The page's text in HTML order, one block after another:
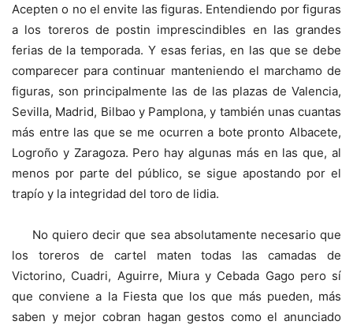
Acepten o no el envite las figuras. Entendiendo por figuras
a los toreros de postin imprescindibles en las grandes
ferias de la temporada. Y esas ferias, en las que se debe
comparecer para continuar manteniendo el marchamo de
figuras, son principalmente las de las plazas de Valencia,
Sevilla, Madrid, Bilbao y Pamplona, y también unas cuantas
más entre las que se me ocurren a bote pronto Albacete,
Logroño y Zaragoza. Pero hay algunas más en las que, al
menos por parte del público, se sigue apostando por el
trapío y la integridad del toro de lidia.
No quiero decir que sea absolutamente necesario que
los toreros de cartel maten todas las camadas de
Victorino, Cuadri, Aguirre, Miura y Cebada Gago pero sí
que conviene a la Fiesta que los que más pueden, más
saben y mejor cobran hagan gestos como el anunciado